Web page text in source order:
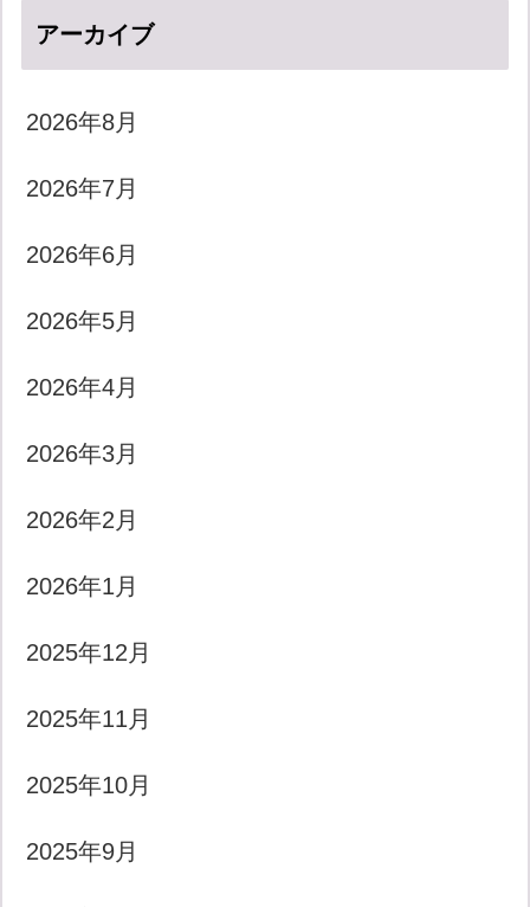
アーカイブ
2026年8月
2026年7月
2026年6月
2026年5月
2026年4月
2026年3月
2026年2月
2026年1月
2025年12月
2025年11月
2025年10月
2025年9月